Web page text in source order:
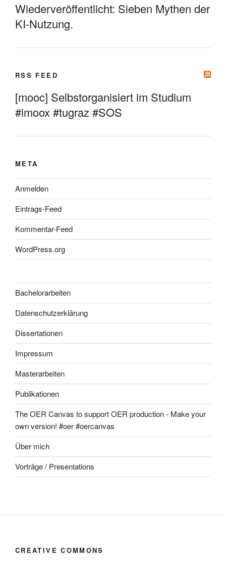
Wiederveröffentlicht: Sieben Mythen der
KI-Nutzung.
RSS FEED
[mooc] Selbstorganisiert im Studium
#imoox #tugraz #SOS
META
Anmelden
Eintrags-Feed
Kommentar-Feed
WordPress.org
Bachelorarbeiten
Datenschutzerklärung
Dissertationen
Impressum
Masterarbeiten
Publikationen
The OER Canvas to support OER production - Make your
own version! #oer #oercanvas
Über mich
Vorträge / Presentations
CREATIVE COMMONS